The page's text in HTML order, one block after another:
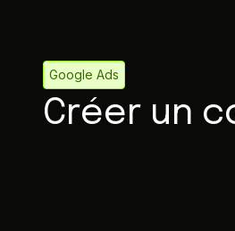
Google Ads
Créer un